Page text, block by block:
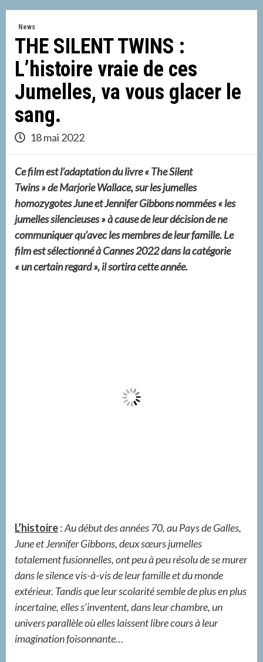
News
THE SILENT TWINS :
L’histoire vraie de ces
Jumelles, va vous glacer le
sang.
18 mai 2022
Ce film est l’adaptation du livre «The Silent
Twins »de Marjorie Wallace, sur les jumelles
homozygotes June et Jennifer Gibbons nommées « les
jumelles silencieuses » à cause de leur décision de ne
communiquer qu’avec les membres de leur famille. Le
film est sélectionné à Cannes 2022 dans la catégorie
« un certain regard », il sortira cette année.
L’histoire:Au début des années 70, au Pays de Galles,
June et Jennifer Gibbons, deux sœurs jumelles
totalement fusionnelles, ont peu à peu résolu de se murer
dans le silence vis-à-vis de leur famille et du monde
extérieur. Tandis que leur scolarité semble de plus en plus
incertaine, elles s’inventent, dans leur chambre, un
univers parallèle où elles laissent libre cours à leur
imagination foisonnante…